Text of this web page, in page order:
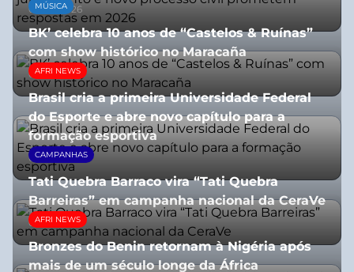
05/08/2026
MÚSICA
BK’ celebra 10 anos de “Castelos & Ruínas”
com show histórico no Maracaña
06/08/2026
AFRI NEWS
Brasil cria a primeira Universidade Federal
do Esporte e abre novo capítulo para a
formação esportiva
08/07/2026
CAMPANHAS
Tati Quebra Barraco vira “Tati Quebra
Barreiras” em campanha nacional da CeraVe
08/07/2026
AFRI NEWS
Bronzes do Benin retornam à Nigéria após
mais de um século longe da África